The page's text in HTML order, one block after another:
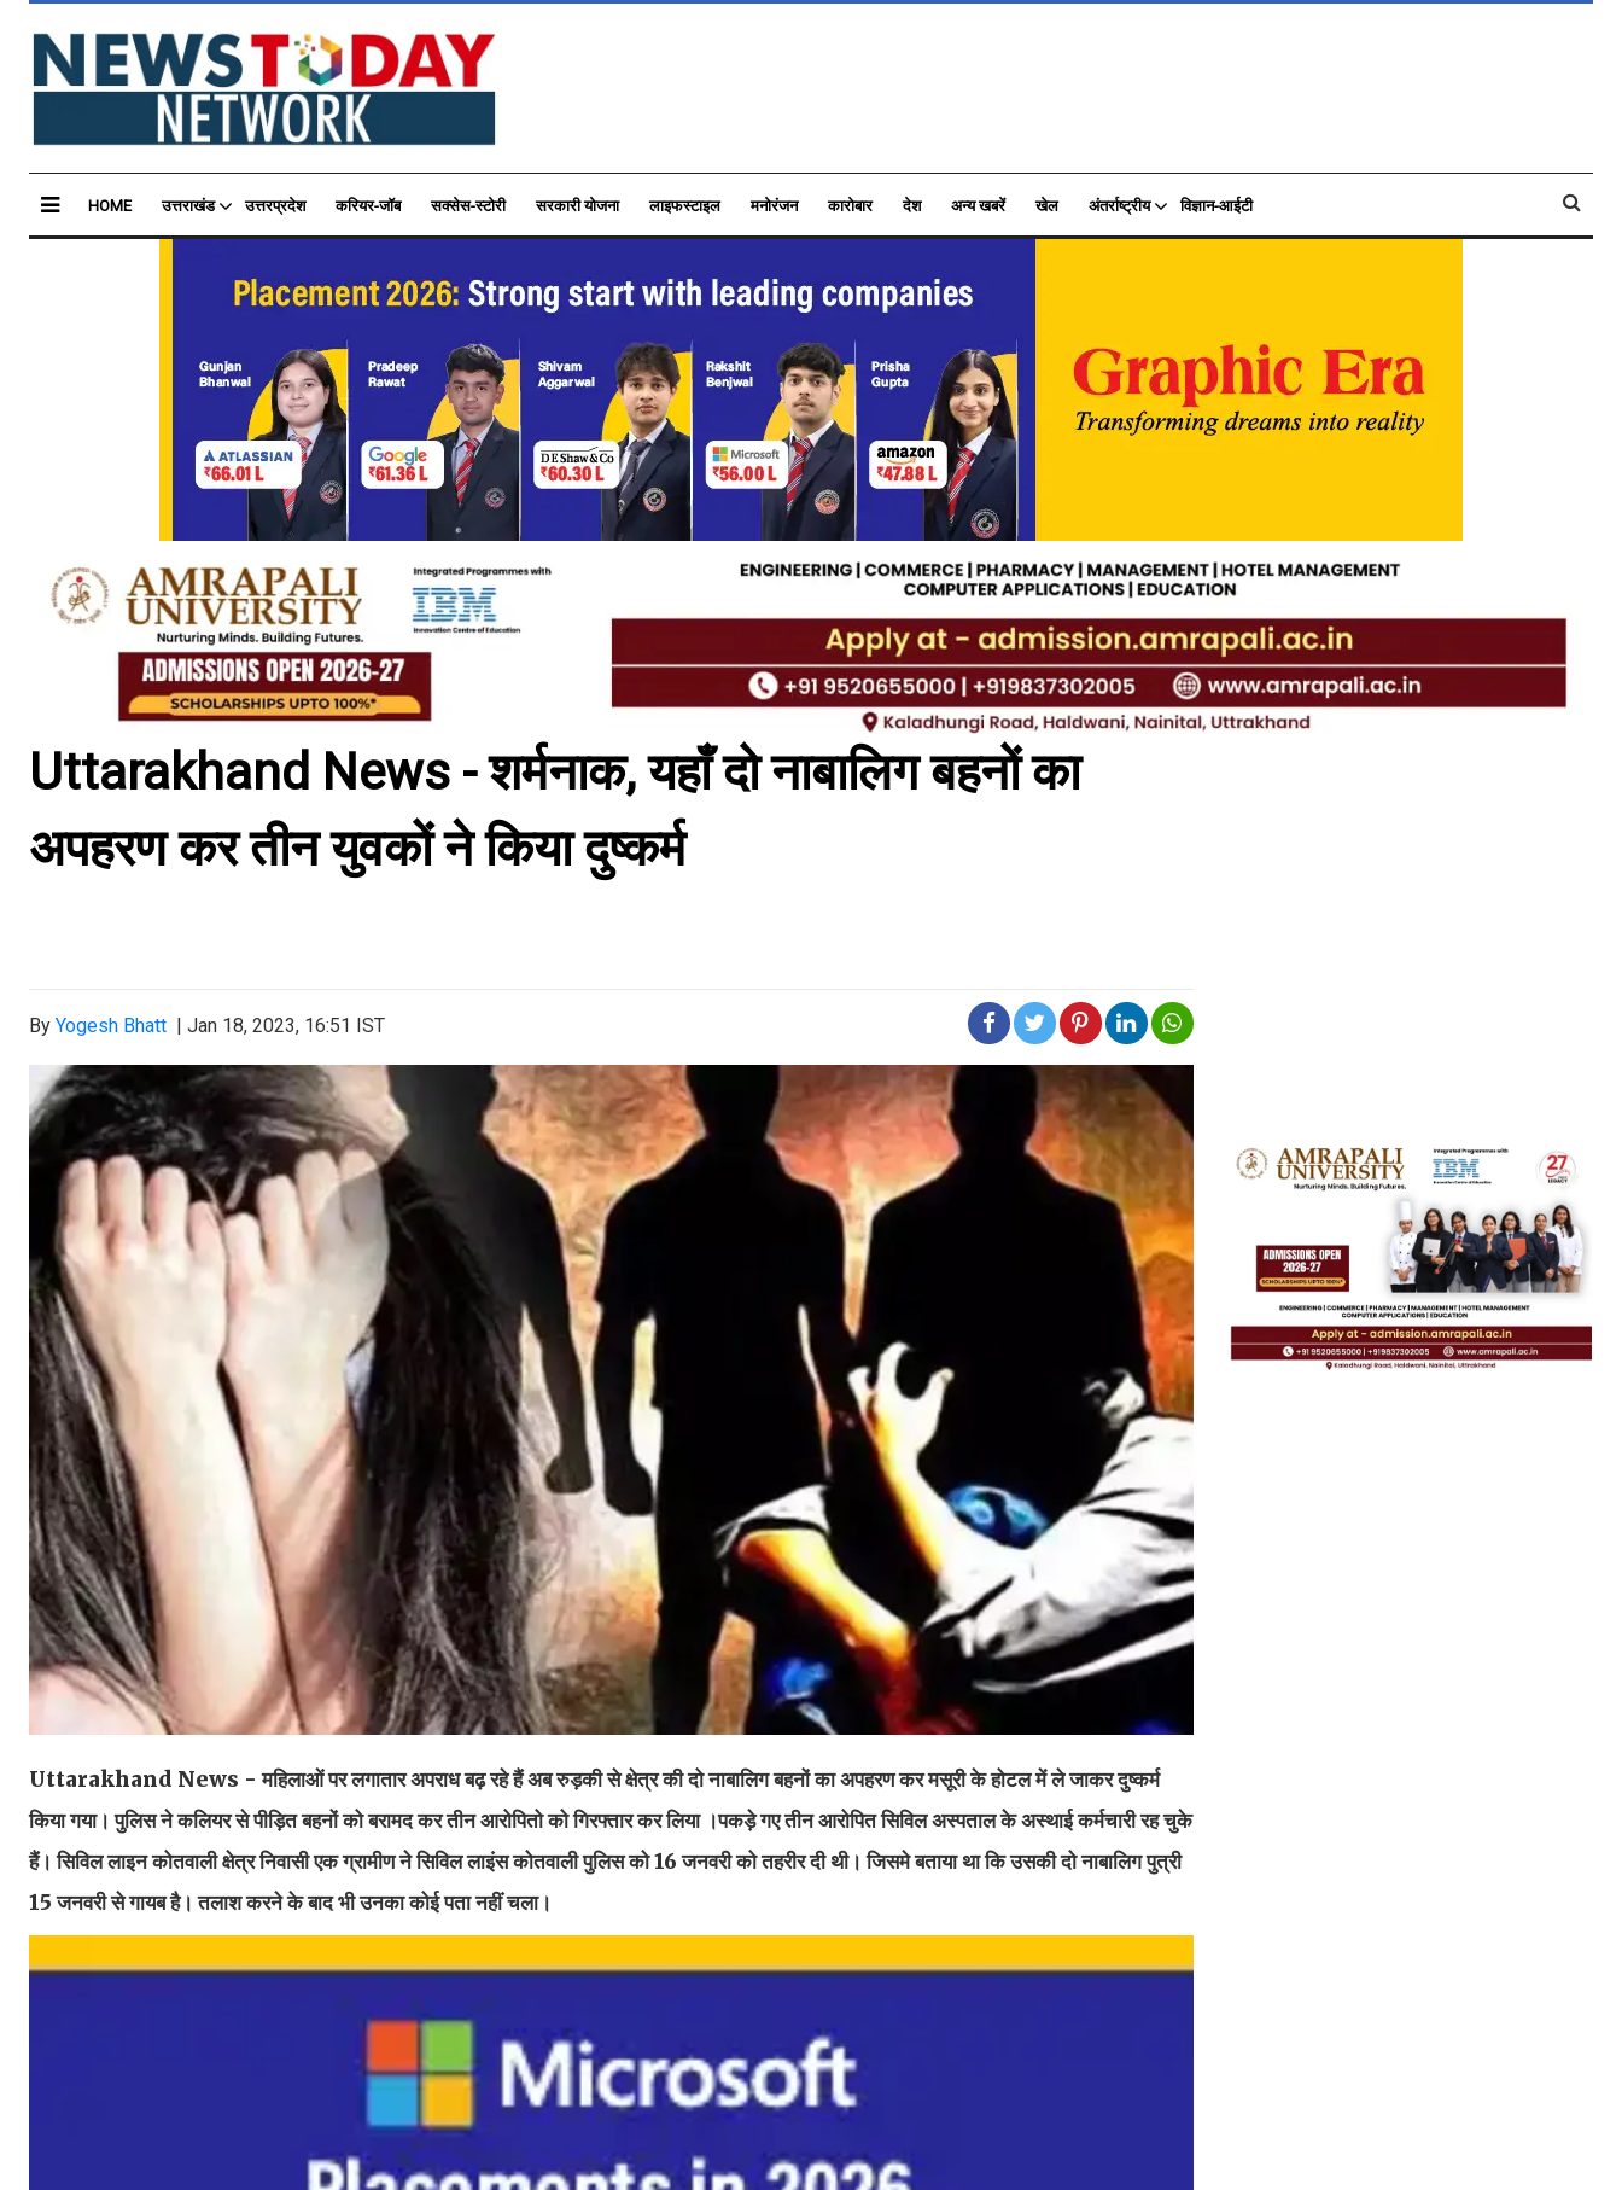
HOME उत्तराखंड उत्तरप्रदेश करियर-जॉब सक्सेस-स्टोरी सरकारी योजना लाइफस्टाइल मनोरंजन कारोबार देश अन्य खबरें खेल अंतर्राष्ट्रीय विज्ञान-आईटी
Uttarakhand News - शर्मनाक, यहाँ दो नाबालिग बहनों का
अपहरण कर तीन युवकों ने किया दुष्कर्म
By Yogesh Bhatt | Jan 18, 2023, 16:51 IST
Uttarakhand News - महिलाओं पर लगातार अपराध बढ़ रहे हैं अब रुड़की से क्षेत्र की दो नाबालिग बहनों का अपहरण कर मसूरी के होटल में ले जाकर दुष्कर्म
किया गया। पुलिस ने कलियर से पीड़ित बहनों को बरामद कर तीन आरोपितो को गिरफ्तार कर लिया ।पकड़े गए तीन आरोपित सिविल अस्पताल के अस्थाई कर्मचारी रह चुके
हैं। सिविल लाइन कोतवाली क्षेत्र निवासी एक ग्रामीण ने सिविल लाइंस कोतवाली पुलिस को 16 जनवरी को तहरीर दी थी। जिसमे बताया था कि उसकी दो नाबालिग पुत्री
15 जनवरी से गायब है। तलाश करने के बाद भी उनका कोई पता नहीं चला।